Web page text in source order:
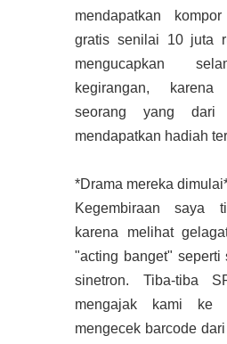
mendapatkan
gratis senilai 10 juta
mengucapkan
kegirangan,
seorang yang dari
mendapatkan hadiah
*Drama mereka
Kegembiraan saya
karena melihat
"acting banget" seperti
sinetron. Tiba-tiba
mengajak kami ke
mengecek barcode